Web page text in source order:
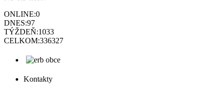
ONLINE:0
DNES:97
TÝŽDEŇ:1033
CELKOM:336327
Kontakty